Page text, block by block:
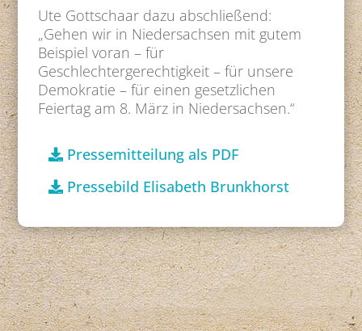
Ute Gottschaar dazu abschließend:
„Gehen wir in Niedersachsen mit gutem
Beispiel voran – für
Geschlechtergerechtigkeit – für unsere
Demokratie – für einen gesetzlichen
Feiertag am 8. März in Niedersachsen.“
Pressemitteilung als PDF
Pressebild Elisabeth Brunkhorst